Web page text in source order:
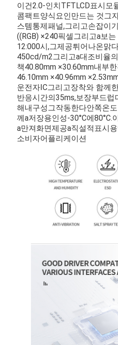
이건2.0-인치TFTLCD표시모
콤팩트양식요인만드는 것그
스템통제패널,그리고손잡이
((RGB) ×240픽셀그리고a보는
12:000시,그제공튀어나온맑
450cd/m2그리고a대조비율의
책40.80mm ×30.60mm내부한
46.10mm ×40.96mm ×
운전자IC그리고장착와 함께
반응시간의35ms,보장부드럽
해내구성그작동한다안쪽온도
께a저장용인성-30°C에80°C.
a만져화면제공a직설적표시
소비자어플리케이션